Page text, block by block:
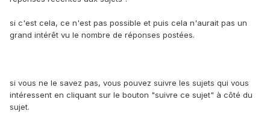
si c'est cela, ce n'est pas possible et puis cela n'aurait pas un
grand intérêt vu le nombre de réponses postées.
si vous ne le savez pas, vous pouvez suivre les sujets qui vous
intéressent en cliquant sur le bouton "suivre ce sujet" à côté du
sujet.